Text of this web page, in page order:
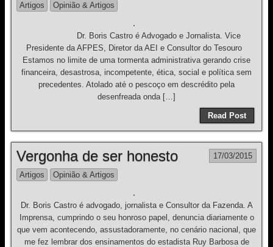
Artigos Opinião & Artigos
Dr. Boris Castro é Advogado e Jornalista. Vice
Presidente da AFPES, Diretor da AEI e Consultor do Tesouro
Estamos no limite de uma tormenta administrativa gerando crise
financeira, desastrosa, incompetente, ética, social e política sem
precedentes. Atolado até o pescoço em descrédito pela
desenfreada onda […]
Read Post
Vergonha de ser honesto 17/03/2015
Artigos Opinião & Artigos
Dr. Boris Castro é advogado, jornalista e Consultor da Fazenda. A
Imprensa, cumprindo o seu honroso papel, denuncia diariamente o
que vem acontecendo, assustadoramente, no cenário nacional, que
me fez lembrar dos ensinamentos do estadista Ruy Barbosa de